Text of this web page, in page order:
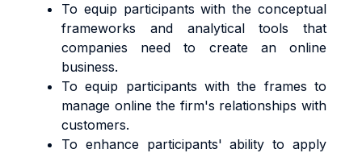
To equip participants with the conceptual
frameworks and analytical tools that
companies need to create an online
business.
To equip participants with the frames to
manage online the firm's relationships with
customers.
To enhance participants' ability to apply